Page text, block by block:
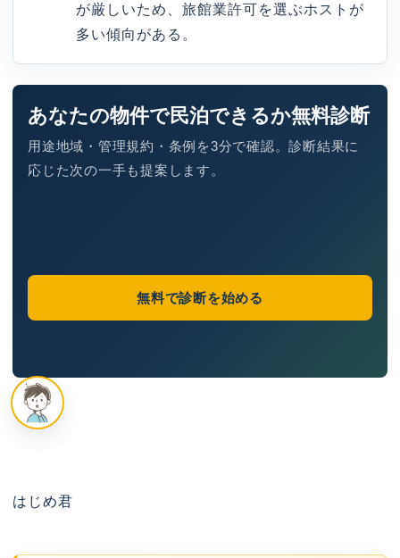
が厳しいため、旅館業許可を選ぶホストが
多い傾向がある。
あなたの物件で民泊できるか無料診断
用途地域・管理規約・条例を3分で確認。診断結果に
応じた次の一手も提案します。
無料で診断を始める
はじめ君